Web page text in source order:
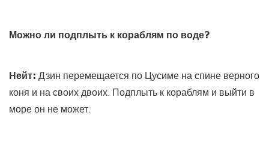
Можно ли подплыть к кораблям по воде?
Нейт: Дзин перемещается по Цусиме на спине верного
коня и на своих двоих. Подплыть к кораблям и выйти в
море он не может.